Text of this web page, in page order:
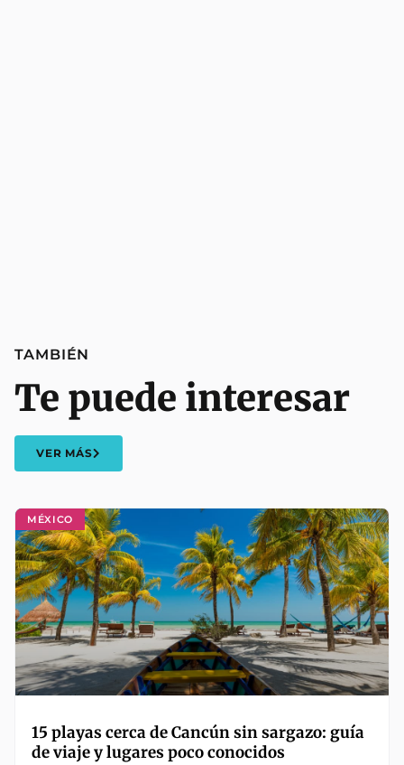
MÉXICO
15 playas cerca de Cancún sin sargazo: guía
de viaje y lugares poco conocidos
TAMBIÉN
Te puede interesar
VER MÁS